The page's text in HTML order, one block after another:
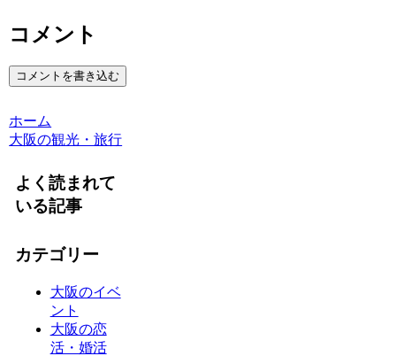
コメント
コメントを書き込む
ホーム
大阪の観光・旅行
よく読まれて
いる記事
カテゴリー
大阪のイベ
ント
大阪の恋
活・婚活